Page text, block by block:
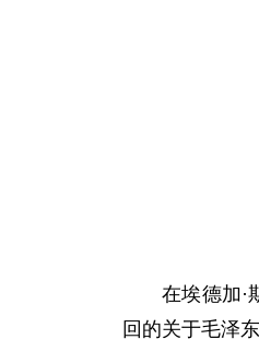
在埃德加·斯
回的关于毛泽